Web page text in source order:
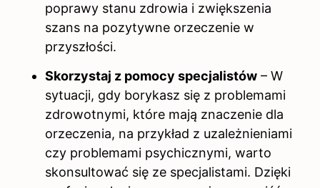
poprawy stanu zdrowia i zwiększenia
szans na pozytywne orzeczenie w
przyszłości.
Skorzystaj z pomocy specjalistów – W
sytuacji, gdy borykasz się z problemami
zdrowotnymi, które mają znaczenie dla
orzeczenia, na przykład z uzależnieniami
czy problemami psychicznymi, warto
skonsultować się ze specjalistami. Dzięki